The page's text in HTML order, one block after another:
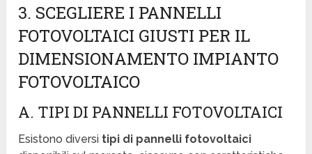
3. SCEGLIERE I PANNELLI
FOTOVOLTAICI GIUSTI PER IL
DIMENSIONAMENTO IMPIANTO
FOTOVOLTAICO
A. TIPI DI PANNELLI FOTOVOLTAICI
Esistono diversi tipi di pannelli fotovoltaici